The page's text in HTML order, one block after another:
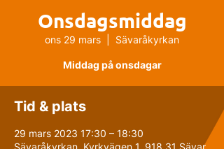
Onsdagsmiddag
ons 29 mars Sävaråkyrkan
Middag på onsdagar
Tid & plats
29 mars 2023 17:30 – 18:30
Sävaråkyrkan, Kyrkvägen 1, 918 31 Sävar,